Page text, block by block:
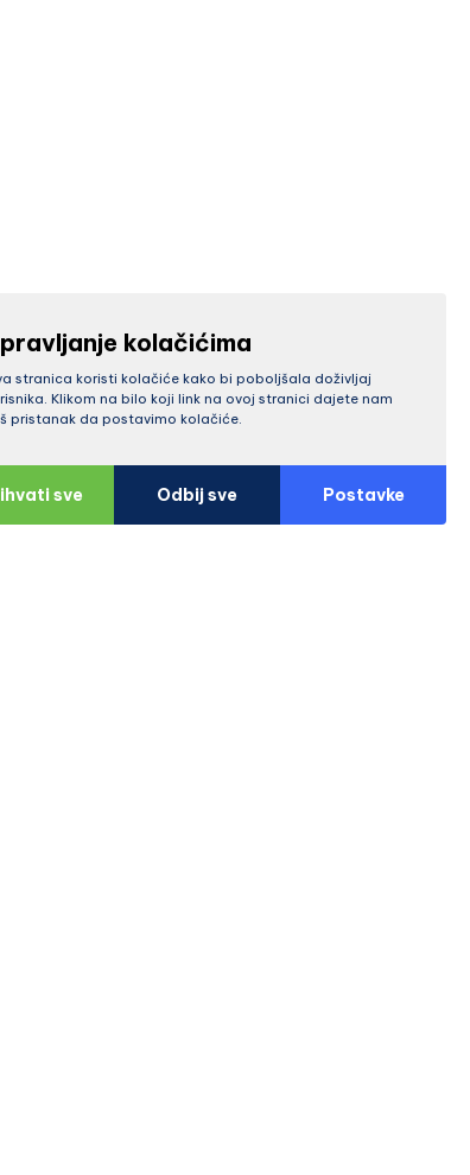
kolačićima
stranica koristi kolačiće kako bi poboljšala doživljaj
Klikom na bilo koji link na ovoj stranici dajete nam
pristanak da postavimo kolačiće.
sve Odbij sve Postavke